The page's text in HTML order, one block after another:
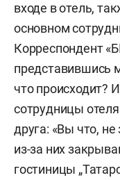
входе в отель,
основном
Корреспондент
представившись
что происходит?
сотрудницы
друга: «Вы что, не
из-за них
гостиницы